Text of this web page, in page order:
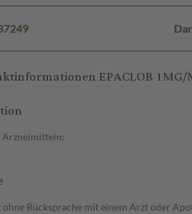
EPACLOB 1MG/
Arzneimitteln:
Rücksprache mit einem Arzt oder